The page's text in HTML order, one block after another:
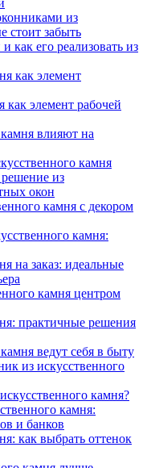
из
стоит забыть
как его реализовать из
как элемент
как элемент рабочей
влияют на
камня
из
окон
камня с декором
камня:
на заказ: идеальные
камня центром
практичные решения
ведут себя в быту
из искусственного
камня?
камня:
и банков
как выбрать оттенок